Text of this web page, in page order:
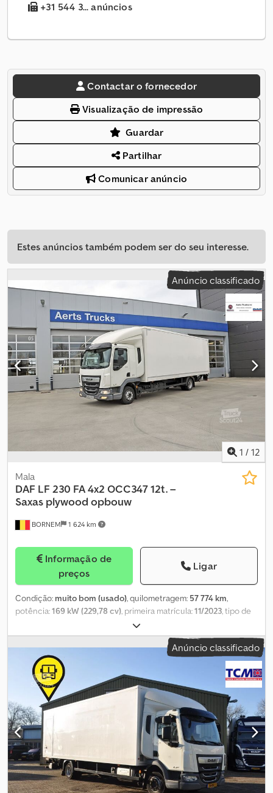
+31 544 3... anúncios
Contactar o fornecedor
Visualização de impressão
Guardar
Partilhar
Comunicar anúncio
Estes anúncios também podem ser do seu interesse.
Anúncio classificado
1 / 12
BORNEM 1 624 km
Mala
DAF LF 230 FA 4x2 OCC347 12t. –
Saxas plywood opbouw
Informação de
preços
Ligar
Condição: muito bom (usado), quilometragem: 57 774 km,
potência:169 kW (229,78 cv), primeira matrícula:11/2023, tipo de
, tamanho do pneu:
configuração de eixo:4x2, distância entre eixos:5 400 mm,
combustível:diesel, cor:branco, cabina do condutor:cabina
diurna, tipo de engrenagem:
velocidades:8 , classe de emissão:Euro 6 outro, carga
admissível no eixo (eixo 1):4 500 kg, carga máxima permitida por
eixo (eixo 2):8 500 kg, comprimento do espaço de carga:7 250
mm, largura do espaço de carga: 2 480 mm, altura do espaço de
carga:2 320 mm , Ano de fabrico: 2023, Equipamento:plataforma
elevatória traseira
, Informações técnicas Número de cilindros: 6
Cilindrada do motor: 6.700 cc Transmissão Transmissão: ZF
Powerline, 8 velocidades, automática Configuração dos eixos
Chodpsypm Rajfx Airea Dimensão dos pneus: 245/70/R 17.5
Travões: travões de disco Eixo dianteiro: carga máxima do eixo
Anúncio classificado